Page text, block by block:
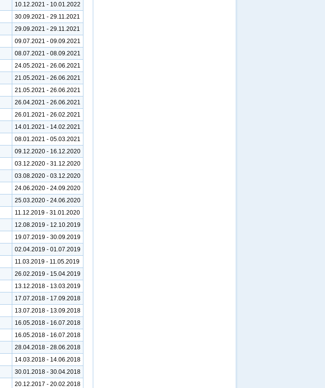
10.12.2021 - 10.01.2022
30.09.2021 - 29.11.2021
29.09.2021 - 29.11.2021
09.07.2021 - 09.09.2021
08.07.2021 - 08.09.2021
24.05.2021 - 26.06.2021
21.05.2021 - 26.06.2021
21.05.2021 - 26.06.2021
26.04.2021 - 26.06.2021
26.01.2021 - 26.02.2021
14.01.2021 - 14.02.2021
08.01.2021 - 05.03.2021
09.12.2020 - 16.12.2020
03.12.2020 - 31.12.2020
03.08.2020 - 03.12.2020
24.06.2020 - 24.09.2020
25.03.2020 - 24.06.2020
11.12.2019 - 31.01.2020
12.08.2019 - 12.10.2019
19.07.2019 - 30.09.2019
02.04.2019 - 01.07.2019
11.03.2019 - 11.05.2019
26.02.2019 - 15.04.2019
13.12.2018 - 13.03.2019
17.07.2018 - 17.09.2018
13.07.2018 - 13.09.2018
16.05.2018 - 16.07.2018
16.05.2018 - 16.07.2018
28.04.2018 - 28.06.2018
14.03.2018 - 14.06.2018
30.01.2018 - 30.04.2018
20.12.2017 - 20.02.2018